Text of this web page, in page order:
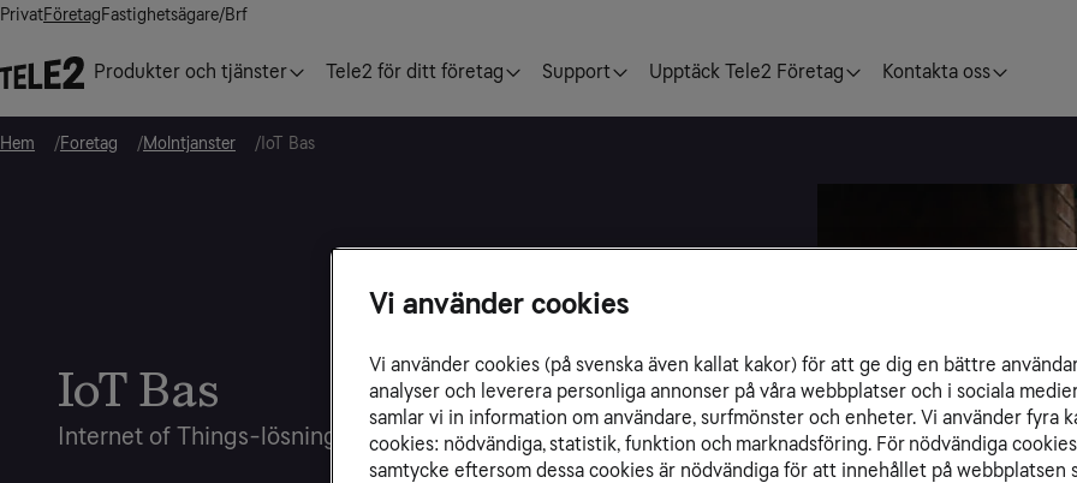
PrivatFöretagFastighetsägare/Brf
Produkter och tjänster Tele2 för ditt företag Support Upptäck Tele2 Företag Kontakta oss
Hem Foretag Molntjanster IoT Bas
IoT Bas
Internet of Things-lösningar för verksamheter med enklare behov
Vi använder cookies
Vi använder cookies (på svenska även kallat kakor) för att ge dig en bättre
analyser och leverera personliga annonser på våra webbplatser och i sociala
samlar vi in information om användare, surfmönster och enheter. Vi använder fyra
cookies: nödvändiga, statistik, funktion och marknadsföring. För nödvändiga
samtycke eftersom dessa cookies är nödvändiga för att innehållet på webbplatsen